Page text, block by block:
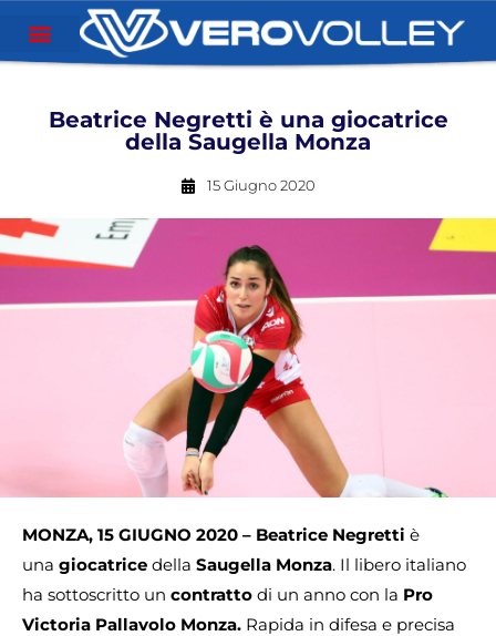
Beatrice Negretti è una giocatrice
della Saugella Monza
15 Giugno 2020
MONZA, 15 GIUGNO 2020 – Beatrice Negretti è
una giocatrice della Saugella Monza. Il libero italiano
ha sottoscritto un contratto di un anno con la Pro
Victoria Pallavolo Monza. Rapida in difesa e precisa